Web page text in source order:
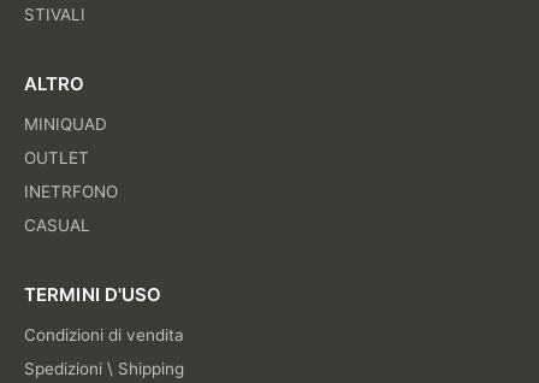
STIVALI
ALTRO
MINIQUAD
OUTLET
INETRFONO
CASUAL
TERMINI D'USO
Condizioni di vendita
Spedizioni \ Shipping